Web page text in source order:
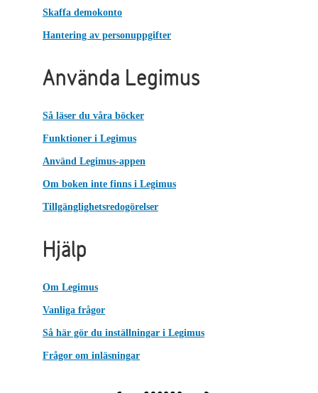
Skaffa demokonto
Hantering av personuppgifter
Använda Legimus
Så läser du våra böcker
Funktioner i Legimus
Använd Legimus-appen
Om boken inte finns i Legimus
Tillgänglighetsredogörelser
Hjälp
Om Legimus
Vanliga frågor
Så här gör du inställningar i Legimus
Frågor om inläsningar